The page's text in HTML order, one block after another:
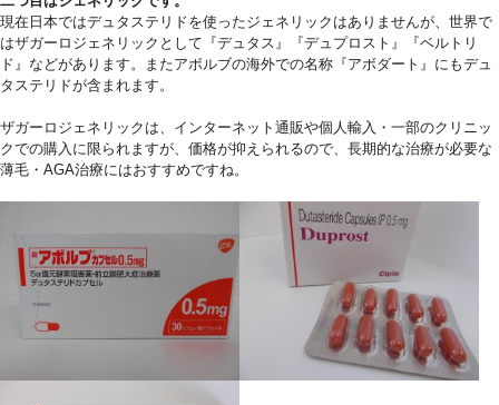
現在日本ではデュタステリドを使ったジェネリックはありませんが、世界で
はザガーロジェネリックとして『デュタス』『デュプロスト』『ベルトリ
ド』などがあります。またアボルブの海外での名称『アボダート』にもデュ
タステリドが含まれます。
ザガーロジェネリックは、インターネット通販や個人輸入・一部のクリニッ
クでの購入に限られますが、価格が抑えられるので、長期的な治療が必要な
薄毛・AGA治療にはおすすめですね。